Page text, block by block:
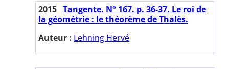
2015 Tangente. N° 167. p. 36-37. Le roi de
la géométrie : le théorème de Thalès.
Auteur : Lehning Hervé